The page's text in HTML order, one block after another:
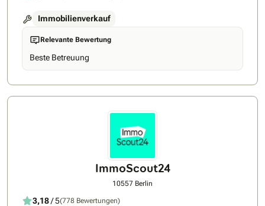
Immobilienverkauf
Relevante Bewertung
Beste Betreuung
ImmoScout24
10557 Berlin
3,18/ 5(778 Bewertungen)